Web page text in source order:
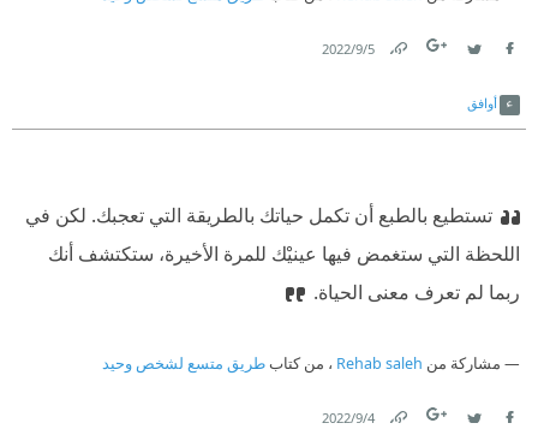
5‏/9‏/2022
أوافق
تستطيع بالطبع أن تكمل حياتك بالطريقة التي تعجبك. لكن في
اللحظة التي ستغمض فيها عينيْك للمرة الأخيرة، ستكتشف أنك
ربما لم تعرف معنى الحياة.
مشاركة من Rehab saleh ، من كتابطريق متسع لشخص وحيد
4‏/9‏/2022